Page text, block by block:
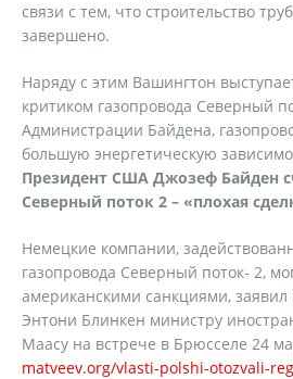
связи с тем, что строительство
завершено.
Наряду с этим Вашингтон
критиком газопровода Северный
Администрации Байдена,
большую энергетическую
Президент США Джозеф Байден
Северный поток 2 – «плохая
Немецкие компании,
газопровода Северный поток- 2,
американскими санкциями,
Энтони Блинкен министру
Маасу на встрече в Брюсселе 24
matveev.org/vlasti-polshi-otozvali-